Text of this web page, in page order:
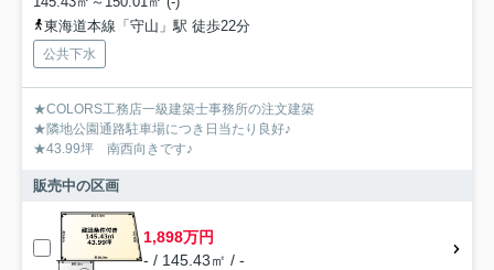
東海道本線「守山」駅 徒歩22分
公共下水
★COLORS工務店一級建築士事務所の注文建築
★隣地公園通路駐車場につき日当たり良好♪
★43.99坪 南西向きです♪
販売中の区画
1,898万円
- / 145.43㎡ / -